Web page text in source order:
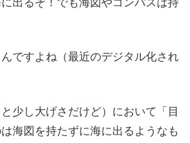
に出るぞ！でも海図やコンパスは持
ですよね（最近のデジタル化され
少し大げさだけど）において「目
海図を持たずに海に出るようなも